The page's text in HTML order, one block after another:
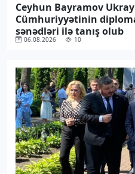
Ceyhun Bayramov
Cümhuriyyətinin
sənədləri ilə tanış olub
06.08.2026 10